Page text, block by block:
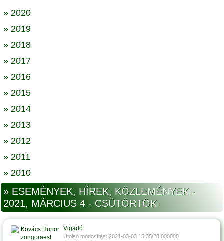
» 2020
» 2019
» 2018
» 2017
» 2016
» 2015
» 2014
» 2013
» 2012
» 2011
» 2010
» ESEMÉNYEK, HÍREK, KÖZLEMÉNYEK -
2021, MÁRCIUS 4 - CSÜTÖRTÖK
Vigadó
Utolsó módosítás: 2021-03-03 15:35:20.000000